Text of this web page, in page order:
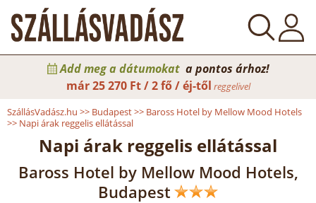
Add meg a dátumokat a pontos árhoz!
már25 270 Ft / 2 fő / éj-től reggelivel
SzállásVadász.hu >> Budapest>> Baross Hotel by Mellow Mood Hotels
>> Napi árak reggelis ellátással
Napi árak reggelis ellátással
Baross Hotel by Mellow Mood Hotels,
Budapest